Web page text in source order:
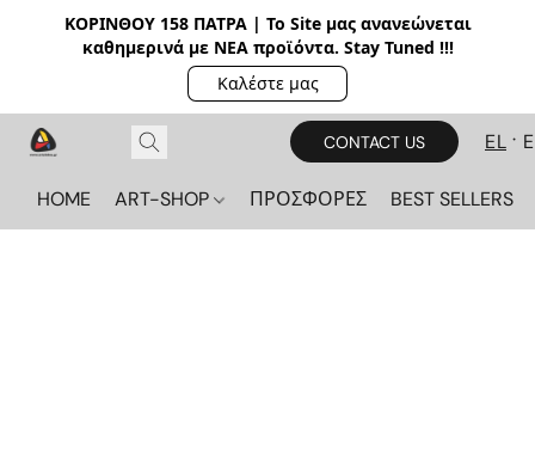
ΚΟΡΙΝΘΟΥ 158 ΠΑΤΡΑ | Το Site μας ανανεώνεται
καθημερινά με ΝΕΑ προϊόντα. Stay Tuned !!!
Καλέστε μας
CONTACT US EL
HOME ART-SHOP ΠΡΟΣΦΟΡΕΣ BEST SELLERS